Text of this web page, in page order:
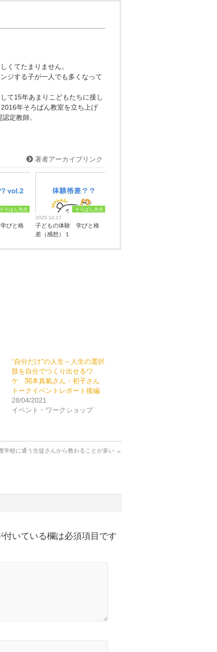
くてたまりません。
ジする子が一人でも多くなって
て15年あまりこどもたちに接し
年そろばん教室を立ち上げ
定教師。
著者アーカイブリンク
ろばん先生
びと格
そろばん先生
2025.12.17
子どもの体験 学びと格
差（感想）１
“自分だけ”の人生～人生の選択
肢を自分でつくり出せるワ
ケ 関本真氣さん・初子さん
トークイベントレポート後編
28/04/2021
イベント・ワークショップ
学校に通う生徒さんから教わることが多い →
いている欄は必須項目です